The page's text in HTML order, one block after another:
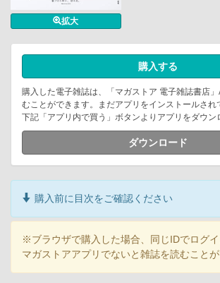
拡大
購入する
購入した電子雑誌は、「マガストア 電子雑誌書店
むことができます。まだアプリをインストールされ
下記「アプリ内で買う」ボタンよりアプリをダウン
ダウンロード
購入前に目次をご確認ください
※ブラウザで購入した場合、同じIDでログ
マガストアアプリでないと雑誌を読むことが